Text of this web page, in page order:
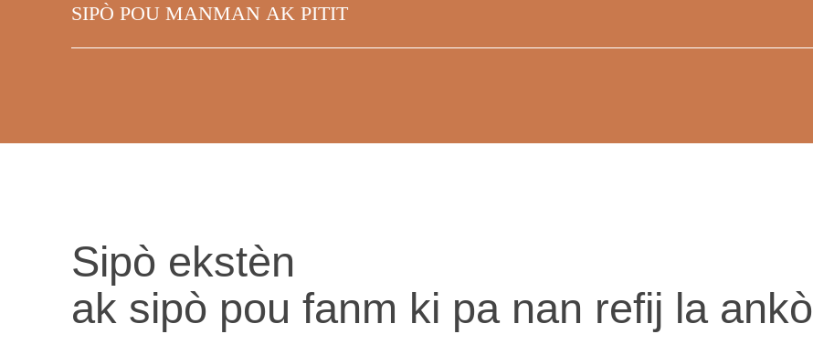
SIPÒ POU MANMAN AK PITIT
Sipò ekstèn
ak sipò pou fanm ki pa nan refij la ankò